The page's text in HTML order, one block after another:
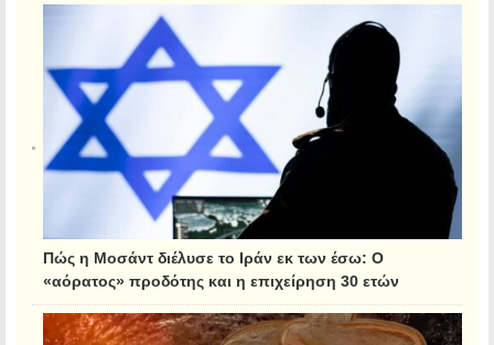
Πώς η Μοσάντ διέλυσε το Ιράν εκ των έσω: Ο
«αόρατος» προδότης και η επιχείρηση 30 ετών